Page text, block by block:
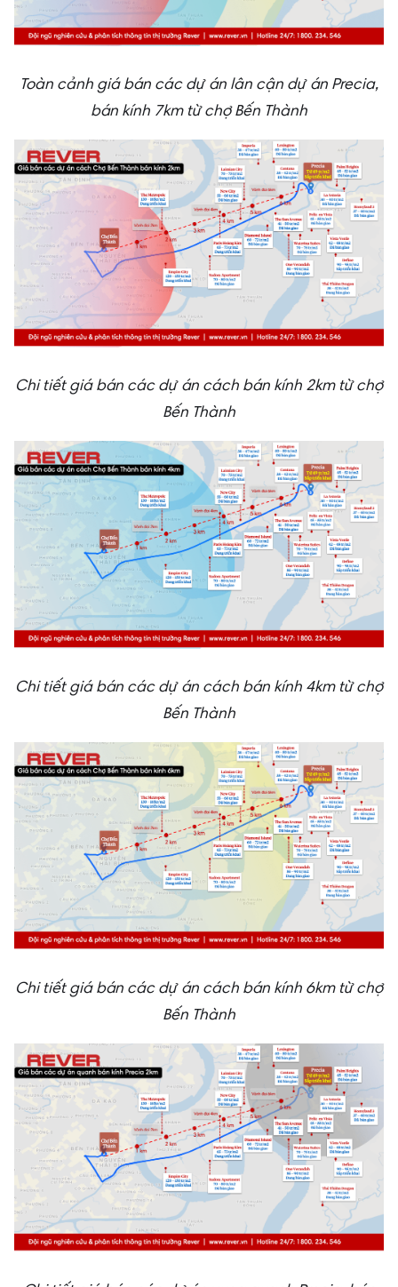
Toàn cảnh giá bán các dự án lân cận dự án Precia,
bán kính 7km từ chợ Bến Thành
Chi tiết giá bán các dự án cách bán kính 2km từ chợ
Bến Thành
Chi tiết giá bán các dự án cách bán kính 4km từ chợ
Bến Thành
Chi tiết giá bán các dự án cách bán kính 6km từ chợ
Bến Thành